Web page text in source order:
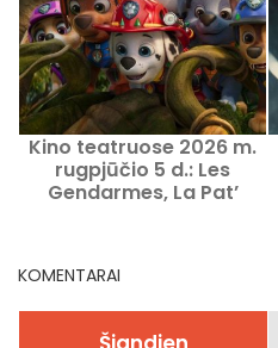
Kino teatruose 2026 m.
rugpjūčio 5 d.: Les
Gendarmes, La Pat’
KOMENTARAI